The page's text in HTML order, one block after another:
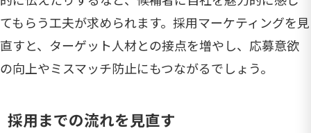
てもらう工夫が求められます。採用マーケティングを見
直すと、ターゲット人材との接点を増やし、応募意欲
の向上やミスマッチ防止にもつながるでしょう。
採用までの流れを見直す